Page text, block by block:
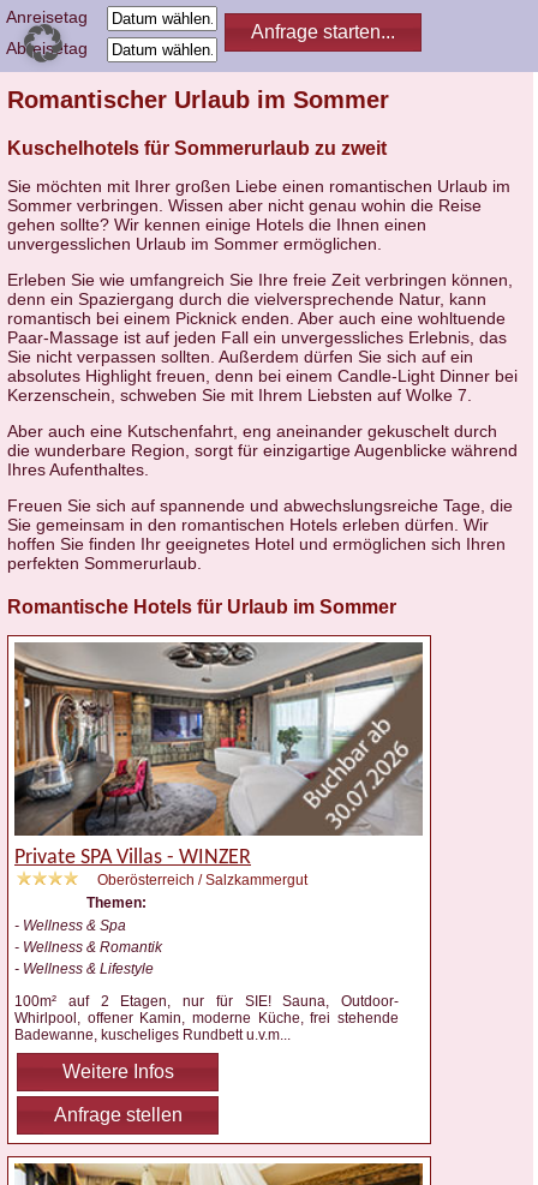
Anreisetag
Abreisetag
Romantischer Urlaub im Sommer
Kuschelhotels für Sommerurlaub zu zweit
Sie möchten mit Ihrer großen Liebe einen romantischen Urlaub im
Sommer verbringen. Wissen aber nicht genau wohin die Reise
gehen sollte? Wir kennen einige Hotels die Ihnen einen
unvergesslichen Urlaub im Sommer ermöglichen.
Erleben Sie wie umfangreich Sie Ihre freie Zeit verbringen können,
denn ein Spaziergang durch die vielversprechende Natur, kann
romantisch bei einem Picknick enden. Aber auch eine wohltuende
Paar-Massage ist auf jeden Fall ein unvergessliches Erlebnis, das
Sie nicht verpassen sollten. Außerdem dürfen Sie sich auf ein
absolutes Highlight freuen, denn bei einem Candle-Light Dinner bei
Kerzenschein, schweben Sie mit Ihrem Liebsten auf Wolke 7.
Aber auch eine Kutschenfahrt, eng aneinander gekuschelt durch
die wunderbare Region, sorgt für einzigartige Augenblicke während
Ihres Aufenthaltes.
Freuen Sie sich auf spannende und abwechslungsreiche Tage, die
Sie gemeinsam in den romantischen Hotels erleben dürfen. Wir
hoffen Sie finden Ihr geeignetes Hotel und ermöglichen sich Ihren
perfekten Sommerurlaub.
Romantische Hotels für Urlaub im Sommer
Private SPA Villas - WINZER
Oberösterreich / Salzkammergut
Themen:
- Wellness & Spa
- Wellness & Romantik
- Wellness & Lifestyle
100m² auf 2 Etagen, nur für SIE! Sauna, Outdoor-
Whirlpool, offener Kamin, moderne Küche, frei stehende
Badewanne, kuscheliges Rundbett u.v.m
Weitere Infos
Anfrage stellen